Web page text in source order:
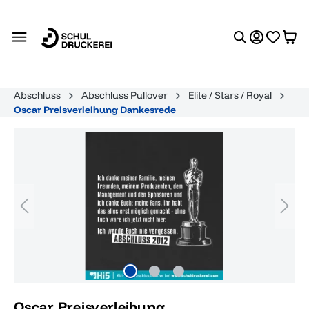
Abschluss Abschluss Pullover
Elite / Stars / Royal
Oscar Preisverleihung Dankesrede
Bildergalerie überspringen